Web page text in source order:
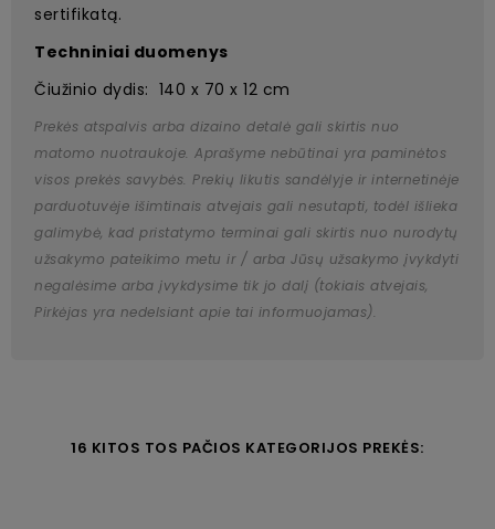
sertifikatą.
Techniniai duomenys
Čiužinio dydis: 140 x 70 x 12 cm
Prekės atspalvis arba dizaino detalė gali skirtis nuo
matomo nuotraukoje. Aprašyme nebūtinai yra paminėtos
visos prekės savybės. Prekių likutis sandėlyje ir internetinėje
parduotuvėje išimtinais atvejais gali nesutapti, todėl išlieka
galimybė, kad pristatymo terminai gali skirtis nuo nurodytų
užsakymo pateikimo metu ir / arba Jūsų užsakymo įvykdyti
negalėsime arba įvykdysime tik jo dalį (tokiais atvejais,
Pirkėjas yra nedelsiant apie tai informuojamas).
16 KITOS TOS PAČIOS KATEGORIJOS PREKĖS: